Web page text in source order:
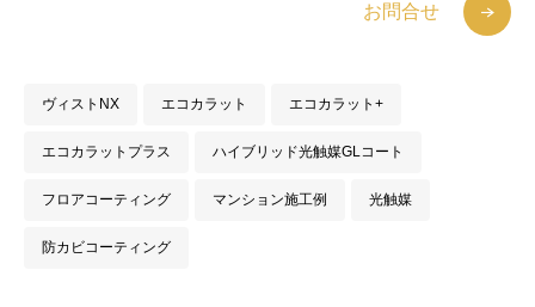
お問合せ
ヴィストNX エコカラット エコカラット+
エコカラットプラス ハイブリッド光触媒GLコート
フロアコーティング マンション施工例 光触媒
防カビコーティング